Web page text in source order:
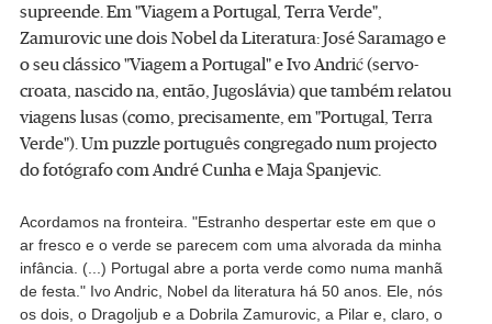
supreende. Em "Viagem a Portugal, Terra Verde",
Zamurovic une dois Nobel da Literatura: José Saramago e
o seu clássico "Viagem a Portugal" e Ivo Andrić (servo-
croata, nascido na, então, Jugoslávia) que também relatou
viagens lusas (como, precisamente, em "Portugal, Terra
Verde"). Um puzzle português congregado num projecto
do fotógrafo com André Cunha e Maja Spanjevic.
Acordamos na fronteira. "Estranho despertar este em que o
ar fresco e o verde se parecem com uma alvorada da minha
infância. (...) Portugal abre a porta verde como numa manhã
de festa." Ivo Andric, Nobel da literatura há 50 anos. Ele, nós
os dois, o Dragoljub e a Dobrila Zamurovic, a Pilar e, claro, o